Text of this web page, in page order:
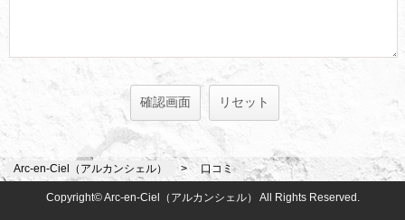
Arc-en-Ciel（アルカンシェル） 口コミ
Copyright© Arc-en-Ciel（アルカンシェル） All Rights Reserved.